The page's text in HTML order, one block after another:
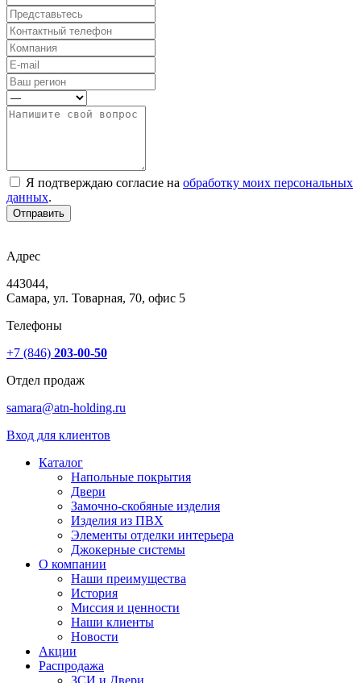
Я подтверждаю согласие на обработку моих персональных
данных.
Отправить
Адрес
443044,
Самара, ул. Товарная, 70, офис 5
Телефоны
+7 (846) 203-00-50
Отдел продаж
samara@atn-holding.ru
Вход для клиентов
Каталог
Напольные покрытия
Двери
Замочно-скобяные изделия
Изделия из ПВХ
Элементы отделки интерьера
Джокерные системы
О компании
Наши преимущества
История
Миссия и ценности
Наши клиенты
Новости
Акции
Распродажа